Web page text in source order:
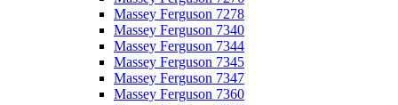
Massey Ferguson 7278
Massey Ferguson 7340
Massey Ferguson 7344
Massey Ferguson 7345
Massey Ferguson 7347
Massey Ferguson 7360